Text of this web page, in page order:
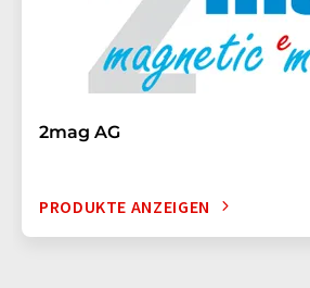
2mag AG
PRODUKTE ANZEIGEN